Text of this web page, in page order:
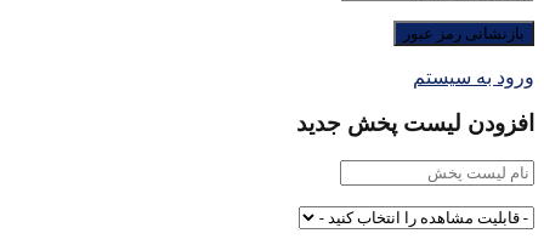
ورود به سیستم
افزودن لیست پخش جدید